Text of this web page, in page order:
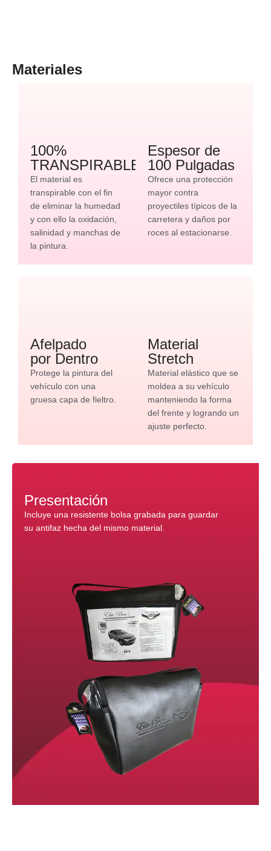
Materiales
100%
TRANSPIRABLE
El material es
transpirable con el fin
de eliminar la humedad
y con ello la oxidación,
salinidad y manchas de
la pintura.
Espesor de
100 Pulgadas
Ofrece una protección
mayor contra
proyectiles típicos de la
carretera y daños por
roces al estacionarse.
Afelpado
por Dentro
Protege la pintura del
vehículo con una
gruesa capa de fieltro.
Material
Stretch
Material elástico que se
moldea a su vehículo
manteniendo la forma
del frente y logrando un
ajuste perfecto.
Presentación
Incluye una resistente bolsa grabada para guardar
su antifaz hecha del mismo material.